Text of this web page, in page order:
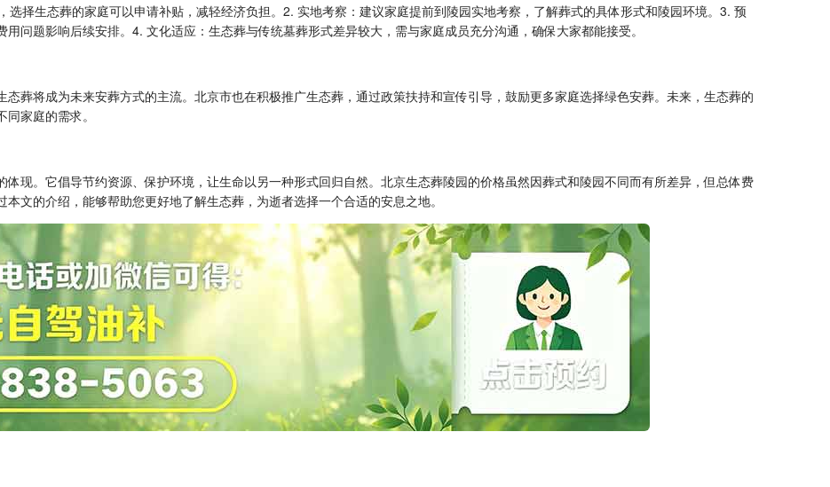
选择生态葬的家庭可以申请补贴，减轻经济负担。2. 实地考察：建议家庭提前到陵园实地考察，了解葬式的具体形式和陵园环境。3. 预
问题影响后续安排。4. 文化适应：生态葬与传统墓葬形式差异较大，需与家庭成员充分沟通，确保大家都能接受。
葬将成为未来安葬方式的主流。北京市也在积极推广生态葬，通过政策扶持和宣传引导，鼓励更多家庭选择绿色安葬。未来，生态葬的
家庭的需求。
现。它倡导节约资源、保护环境，让生命以另一种形式回归自然。北京生态葬陵园的价格虽然因葬式和陵园不同而有所差异，但总体费
文的介绍，能够帮助您更好地了解生态葬，为逝者选择一个合适的安息之地。‍